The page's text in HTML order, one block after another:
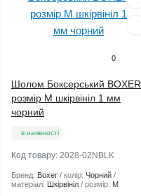
0
Шолом Боксерський BOXER
розмір M шкірвініл 1 мм
чорний
в наявності
Код товару: 2028-02NBLK
Бренд: Boxer колір: Чорний
матеріал: Шкірвініл розмір: М